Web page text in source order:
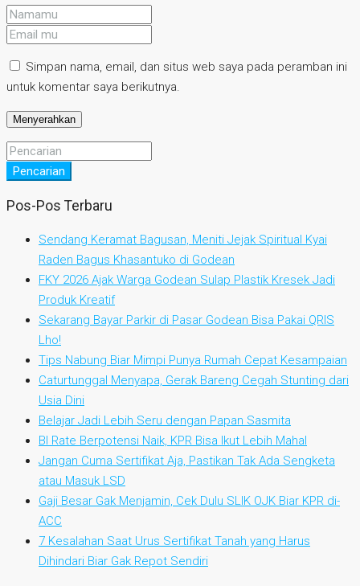
Simpan nama, email, dan situs web saya pada peramban ini
untuk komentar saya berikutnya.
Pencarian
Pos-Pos Terbaru
Sendang Keramat Bagusan, Meniti Jejak Spiritual Kyai
Raden Bagus Khasantuko di Godean
FKY 2026 Ajak Warga Godean Sulap Plastik Kresek Jadi
Produk Kreatif
Sekarang Bayar Parkir di Pasar Godean Bisa Pakai QRIS
Lho!
Tips Nabung Biar Mimpi Punya Rumah Cepat Kesampaian
Caturtunggal Menyapa, Gerak Bareng Cegah Stunting dari
Usia Dini
Belajar Jadi Lebih Seru dengan Papan Sasmita
BI Rate Berpotensi Naik, KPR Bisa Ikut Lebih Mahal
Jangan Cuma Sertifikat Aja, Pastikan Tak Ada Sengketa
atau Masuk LSD
Gaji Besar Gak Menjamin, Cek Dulu SLIK OJK Biar KPR di-
ACC
7 Kesalahan Saat Urus Sertifikat Tanah yang Harus
Dihindari Biar Gak Repot Sendiri